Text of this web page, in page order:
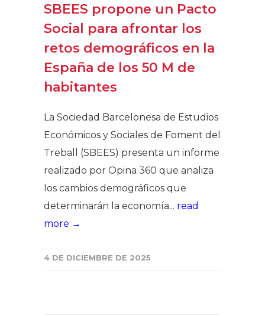
SBEES propone un Pacto
Social para afrontar los
retos demográficos en la
España de los 50 M de
habitantes
La Sociedad Barcelonesa de Estudios
Económicos y Sociales de Foment del
Treball (SBEES) presenta un informe
realizado por Opina 360 que analiza
los cambios demográficos que
determinarán la economía... read
more →
4 DE DICIEMBRE DE 2025